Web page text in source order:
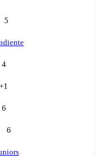
5
4
+1
6
6